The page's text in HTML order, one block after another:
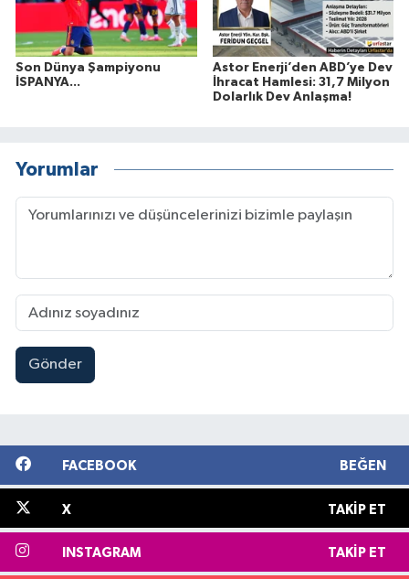
Son Dünya Şampiyonu
İSPANYA...
Astor Enerji’den ABD’ye Dev
İhracat Hamlesi: 31,7 Milyon
Dolarlık Dev Anlaşma!
Yorumlar
Gönder
FACEBOOK BEĞEN
X TAKIP ET
INSTAGRAM TAKIP ET